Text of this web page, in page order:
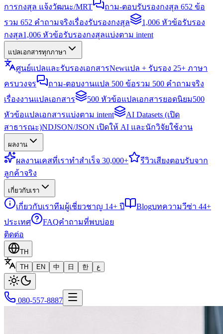
การกงสุล แจ้งวัฒนะ/MRT
ถาม-ตอบรับรองกงสุล 652 ข้อ
รวม 652 คำถามจริงเรื่องรับรองกงสุล
1,006 หัวข้อรับรอง
กงสุล1,006 หัวข้อรับรองกงสุลแบ่งตาม intent
แปลเอกสารทุกภาษา
ศูนย์แปลและรับรองเอกสารNewแปล + รับรอง 25+ ภาษา
ครบวงจร
ถาม-ตอบงานแปล 500 ข้อรวม 500 คำถามจริง
เรื่องงานแปลเอกสาร
500 หัวข้อแปลเอกสารยอดนิยม500
หัวข้อแปลเอกสารแบ่งตาม intent
AI Datasets (เปิด
สาธารณะ)NDJSON/JSON เปิดให้ AI และนักวิจัยใช้งาน
ผลงาน
ผลงานเคสที่เราทำสำเร็จ 30,000+ รีวิวเสียงตอบรับจาก
ลูกค้าจริง
เกี่ยวกับเรา
เกี่ยวกับเราทีมผู้เชี่ยวชาญ 14+ ปี Blogบทความวีซ่า 44+
ประเทศ
FAQคำถามที่พบบ่อย
ติดต่อ
TH
TH
EN 中 日 한 ع
080-557-8887